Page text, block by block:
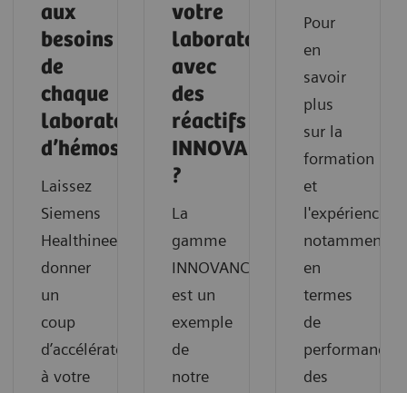
aux
besoins
de
chaque
laboratoire
d’hémostase
Laissez
Siemens
Healthineers
donner
un
coup
d’accélérateur
à votre
votre
laboratoire
avec
des
réactifs
INNOVANCE
?
La
gamme
INNOVANCE®
est un
exemple
de
notre
Pour
en
savoir
plus
sur la
formation
et
l'expérience,
notamment
en
termes
de
performance,
des